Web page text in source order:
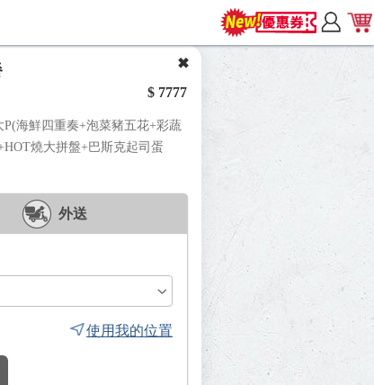
$ 7777
海鮮四重奏+泡菜豬五花+彩蔬
燒大拼盤+巴斯克起司蛋
外送
使用我的位置